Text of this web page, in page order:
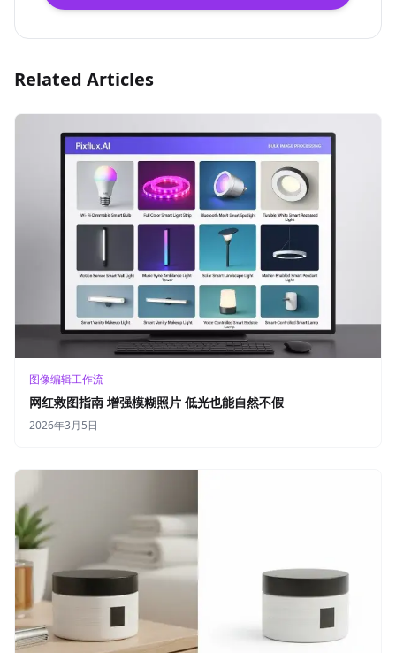
Related Articles
图像编辑工作流
网红救图指南 增强模糊照片 低光也能自然不假
2026年3月5日